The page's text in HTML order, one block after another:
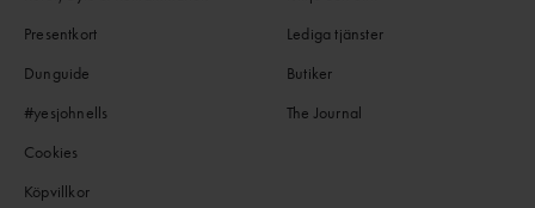
Presentkort
Dunguide
#yesjohnells
Cookies
Köpvillkor
Lediga tjänster
Butiker
The Journal